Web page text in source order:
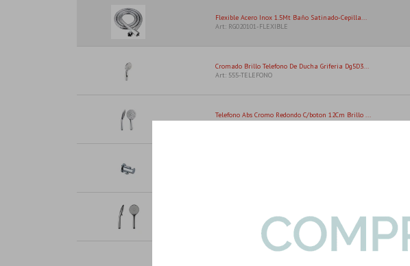
Flexible Acero Inox 1.5Mt Baño Satinado-Cepilla...
Art: RG020101-FLEXIBLE
Cromado Brillo Telefono De Ducha Griferia Dg5D3...
Art: 555-TELEFONO
Telefono Abs Cromo Redondo C/boton 12Cm Brillo ...
Art: AR0H301CP-TELEF-CROM
Art: AR0H303CP-TELEF-GRIS